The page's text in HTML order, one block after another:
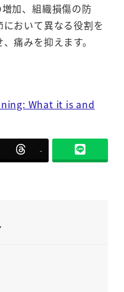
加、組織損傷の防
おいて異なる役割を
痛みを抑えます。
What it is and
-